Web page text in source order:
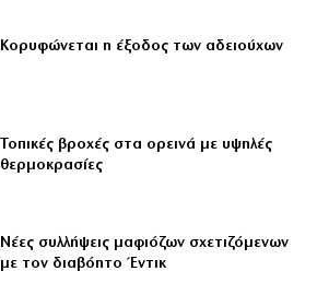
Κορυφώνεται η έξοδος των αδειούχων
Τοπικές βροχές στα ορεινά με υψηλές
θερμοκρασίες
Νέες συλλήψεις μαφιόζων σχετιζόμενων
με τον διαβόητο Έντικ